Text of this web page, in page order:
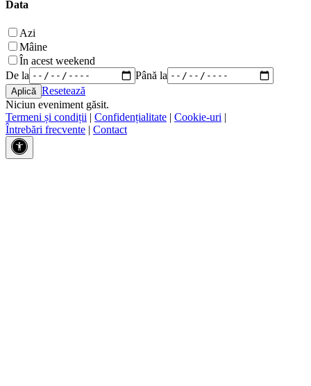
Data
Azi
Mâine
În acest weekend
De la
Până la
Resetează
Niciun eveniment găsit.
Termeni și condiții | Confidențialitate | Cookie-uri |
Întrebări frecvente | Contact